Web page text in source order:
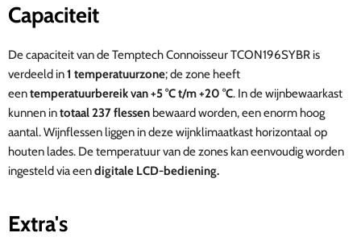
Capaciteit
De capaciteit van de Temptech Connoisseur TCON196SYBR is
verdeeld in1 temperatuurzone; de zone heeft
eentemperatuurbereik van +5 °C t/m +20 °C. In de wijnbewaarkast
kunnen intotaal 237 flessen bewaard worden, een enorm hoog
aantal. Wijnflessen liggen in deze wijnklimaatkast horizontaal op
houten lades. De temperatuur van de zones kan eenvoudig worden
ingesteld via eendigitale LCD-bediening.
Extra's